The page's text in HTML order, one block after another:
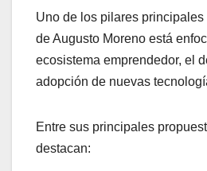
Uno de los pilares
de Augusto Moreno está
ecosistema emprendedor, el
adopción de nuevas
Entre sus principales
destacan: